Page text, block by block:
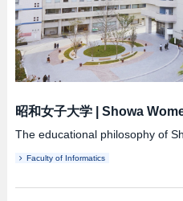
昭和女子大学| Showa
The educational philosophy of
Faculty of Informatics